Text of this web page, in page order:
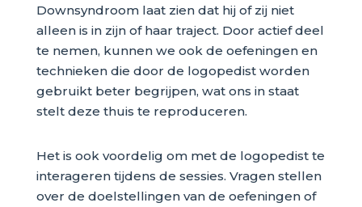
Downsyndroom laat zien dat hij of zij niet
alleen is in zijn of haar traject. Door actief deel
te nemen, kunnen we ook de oefeningen en
technieken die door de logopedist worden
gebruikt beter begrijpen, wat ons in staat
stelt deze thuis te reproduceren.
Het is ook voordelig om met de logopedist te
interageren tijdens de sessies. Vragen stellen
over de doelstellingen van de oefeningen of